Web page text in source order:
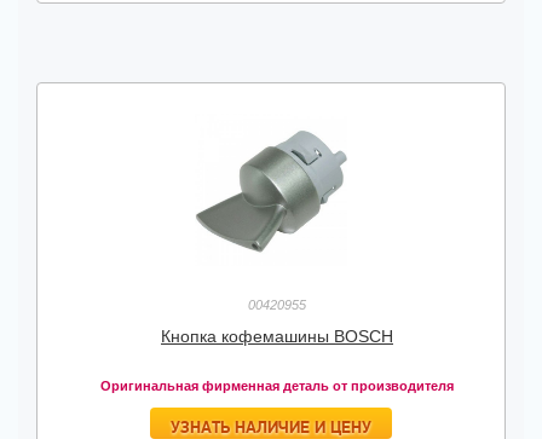
00420955
Кнопка кофемашины BOSCH
Оригинальная фирменная деталь от производителя
УЗНАТЬ НАЛИЧИЕ И ЦЕНУ